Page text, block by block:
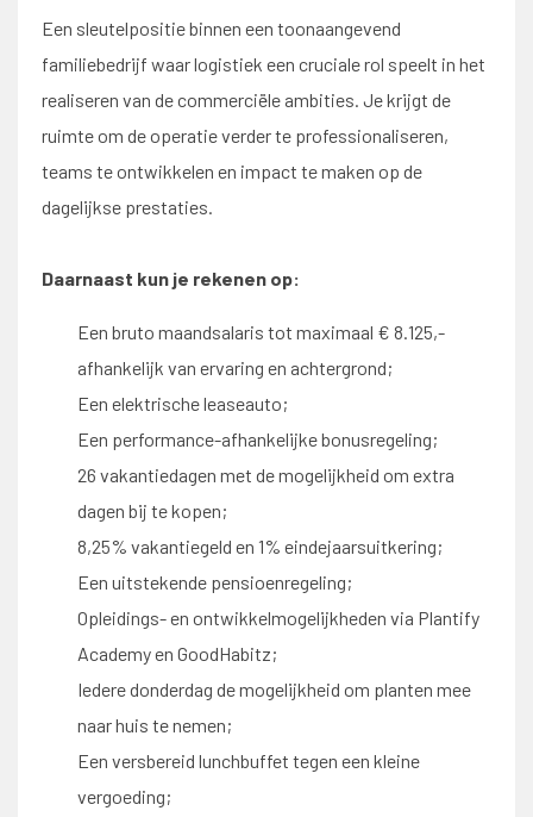
Een sleutelpositie binnen een toonaangevend
familiebedrijf waar logistiek een cruciale rol speelt in het
realiseren van de commerciële ambities. Je krijgt de
ruimte om de operatie verder te professionaliseren,
teams te ontwikkelen en impact te maken op de
dagelijkse prestaties.
Daarnaast kun je rekenen op:
Een bruto maandsalaris tot maximaal € 8.125,-
afhankelijk van ervaring en achtergrond;
Een elektrische leaseauto;
Een performance-afhankelijke bonusregeling;
26 vakantiedagen met de mogelijkheid om extra
dagen bij te kopen;
8,25% vakantiegeld en 1% eindejaarsuitkering;
Een uitstekende pensioenregeling;
Opleidings- en ontwikkelmogelijkheden via Plantify
Academy en GoodHabitz;
Iedere donderdag de mogelijkheid om planten mee
naar huis te nemen;
Een versbereid lunchbuffet tegen een kleine
vergoeding;